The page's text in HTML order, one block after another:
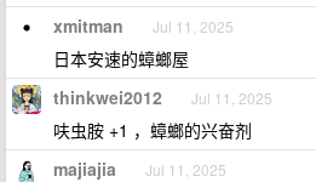
xmitman Jul 11, 2025
日本安速的蟑螂屋
thinkwei2012 Jul 11, 2025
呋虫胺 +1 ，蟑螂的兴奋剂
majiajia Jul 11, 2025